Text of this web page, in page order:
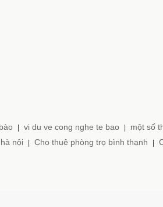
vi du ve cong nghe te bao một số
nội Cho thuê phòng trọ bình thạnh